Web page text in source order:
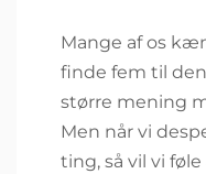
Mange af os
finde fem til
større mening
Men når vi
ting, så vil vi